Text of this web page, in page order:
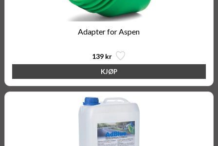
Adapter for Aspen
139 kr